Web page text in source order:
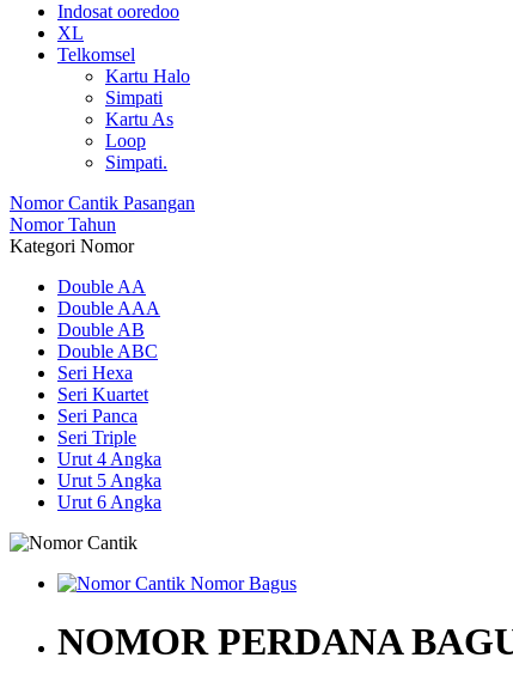
Indosat ooredoo
XL
Telkomsel
Kartu Halo
Simpati
Kartu As
Loop
Simpati.
Nomor Cantik Pasangan
Nomor Tahun
Kategori Nomor
Double AA
Double AAA
Double AB
Double ABC
Seri Hexa
Seri Kuartet
Seri Panca
Seri Triple
Urut 4 Angka
Urut 5 Angka
Urut 6 Angka
NOMOR PERDANA